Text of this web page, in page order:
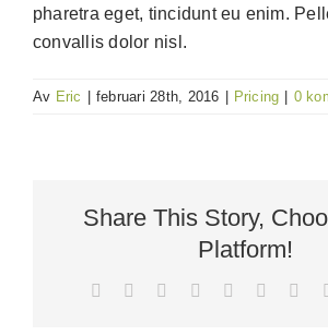
pharetra eget, tincidunt eu enim.
convallis dolor nisl.
Av Eric februari 28th, 2016 Pricing 0
Share This Story,
Platform!
Facebook Reddit LinkedInWhatsApp
Tumblr